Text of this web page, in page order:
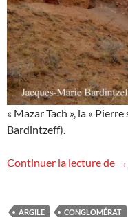
« Mazar Tach », la «
Bardintzeff).
Continuer la lecture de →
ARGILE CONGLOMÉRAT